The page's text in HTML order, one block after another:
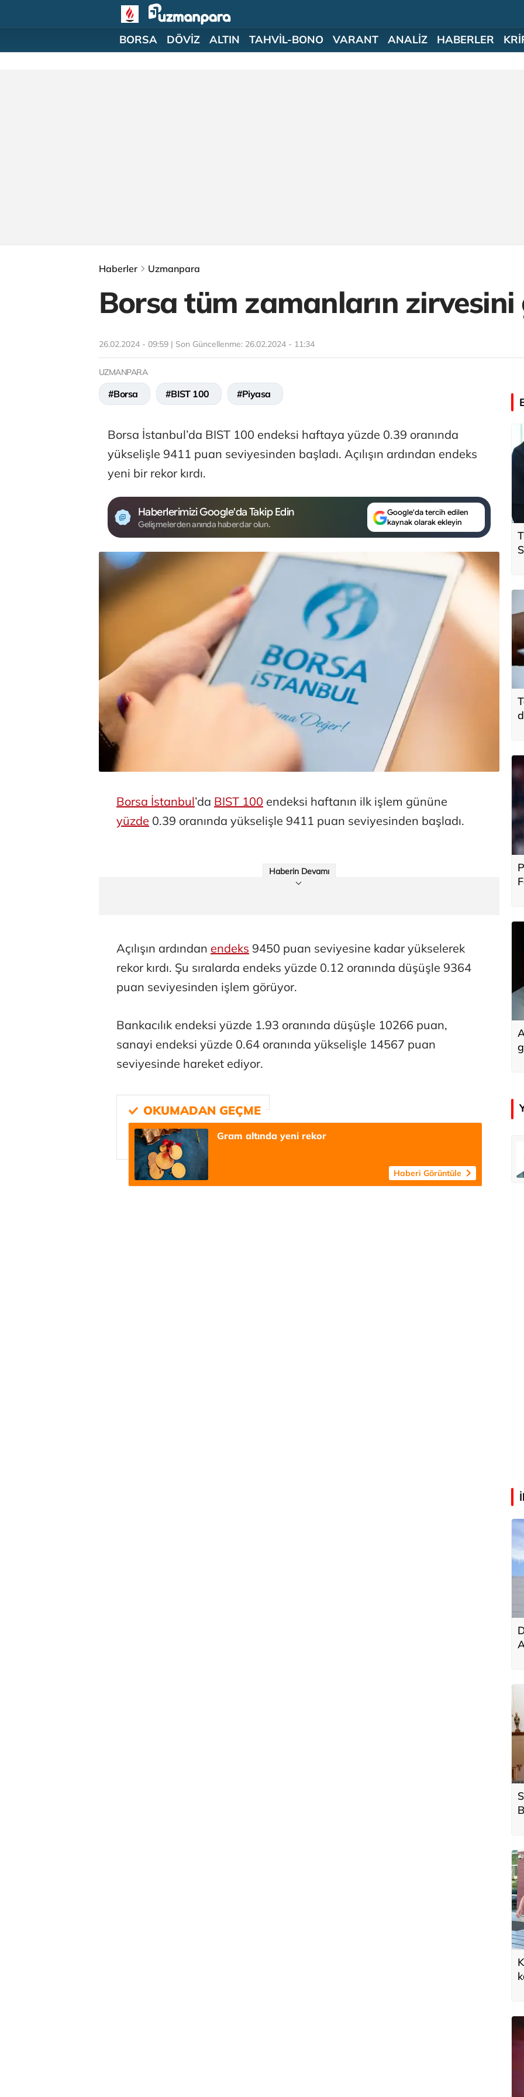
BORSA DÖVİZ ALTIN TAHVİL-BONO VARANT ANALİZ HABERLER
Haberler Uzmanpara
Borsa tüm zamanların
26.02.2024 - 09:59 | Son Güncellenme: 26.02.2024 - 11:34
UZMANPARA
#Borsa #BIST 100 #Piyasa
Borsa İstanbul’da BIST 100 endeksi haftaya yüzde 0.39 oranında
yükselişle 9411 puan seviyesinden başladı. Açılışın ardından endeks
yeni bir rekor kırdı.
Haberlerimizi Google'da Takip Edin
Gelişmelerden anında haberdar olun.
Google'da tercih edilen
kaynak olarak ekleyin
Borsa İstanbul’da BIST 100 endeksi haftanın ilk işlem gününe
yüzde 0.39 oranında yükselişle 9411 puan seviyesinden başladı.
Haberin Devamı
Açılışın ardından endeks 9450 puan seviyesine kadar yükselerek
rekor kırdı. Şu sıralarda endeks yüzde 0.12 oranında düşüşle 9364
puan seviyesinden işlem görüyor.
Bankacılık endeksi yüzde 1.93 oranında düşüşle 10266 puan,
sanayi endeksi yüzde 0.64 oranında yükselişle 14567 puan
seviyesinde hareket ediyor.
Gram altında yeni rekor
Haberi Görüntüle